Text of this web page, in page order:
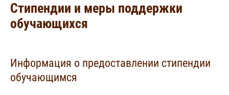
Стипендии и меры поддержки
обучающихся
Информация о предоставлении стипендии
обучающимся